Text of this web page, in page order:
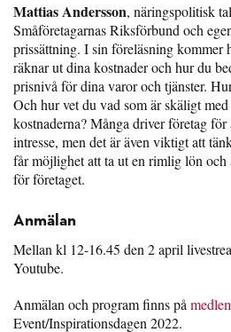
Mattias Andersson, näringspolitisk
Småföretagarnas Riksförbund och
prissättning. I sin föreläsning kommer
räknar ut dina kostnader och hur du
prisnivå för dina varor och tjänster.
Och hur vet du vad som är skäligt
kostnaderna? Många driver företag
intresse, men det är även viktigt att
får möjlighet att ta ut en rimlig lön
för företaget.
Anmälan
Mellan kl 12-16.45 den 2 april
Youtube.
Anmälan och program finns på
Event/Inspirationsdagen 2022.